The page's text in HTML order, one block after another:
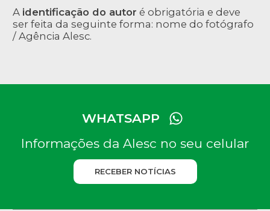
A identificação do autor é obrigatória e deve
ser feita da seguinte forma: nome do fotógrafo
/ Agência Alesc.
WHATSAPP
Informações da Alesc no seu celular
RECEBER NOTÍCIAS